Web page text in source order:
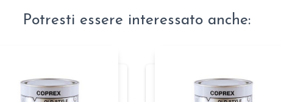
Potresti essere interessato anche: